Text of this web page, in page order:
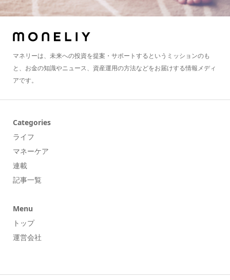
マネリーは、未来への投資を提案・サポートするというミッションのも
と、お金の知識やニュース、資産運用の方法などをお届けする情報メディ
アです。
Categories
ライフ
マネーケア
連載
記事一覧
Menu
トップ
運営会社